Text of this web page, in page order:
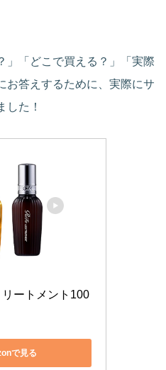
」「どこで買える？」「実際
答えするために、実際にサ
した！
ートメント100
で見る